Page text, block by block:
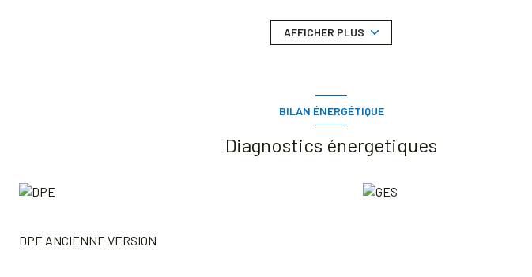
Les informations sur les risques auxquels ce bien est exposé sont disponibles sur le site
AFFICHER PLUS
BILAN ÉNERGÉTIQUE
Diagnostics énergetiques
DPE ANCIENNE VERSION